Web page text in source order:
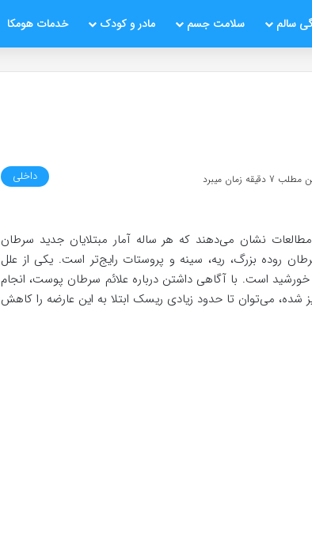
سالم سلامت جسم مادر و کودک خدمات هومکا
زمان میبرد داخلی
نشان می‌دهند که هر ساله آمار مبتلایان جدید سرطان
روده بزرگ، ریه، سینه و پروستات رایج‌تر است. یکی از علل
خورشید است. با آگاهی داشتن درباره علائم سرطان پوست، انجام
شده، می‌توان تا حدود زیادی ریسک ابتلا به این عارضه را کاهش